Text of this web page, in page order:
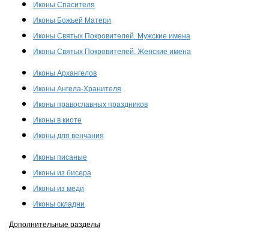
Иконы Спасителя
Иконы Божьей Матери
Иконы Святых Покровителей. Мужские имена
Иконы Святых Покровителей. Женские имена
Иконы Архангелов
Иконы Ангела-Хранителя
Иконы православных праздников
Иконы в киоте
Иконы для венчания
Иконы писаные
Иконы из бисера
Иконы из меди
Иконы складни
Дополнительные разделы